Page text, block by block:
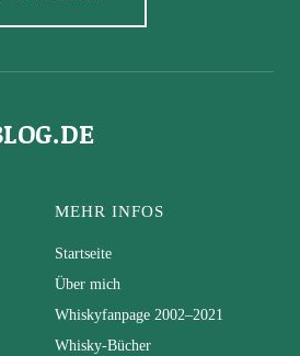
MEHR INFOS
Startseite
Über mich
Whiskyfanpage 2002–2021
Whisky-Bücher